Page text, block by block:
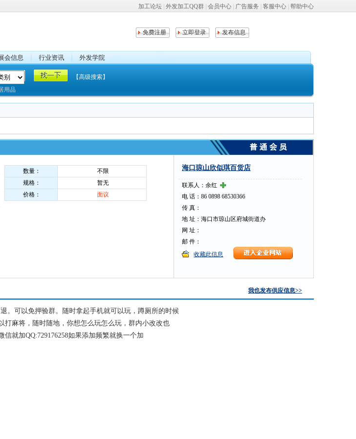
加工论坛 外发加工QQ群 会员中心 广告服务 客服中心 帮助中心
免费注册 立即登录 发布信息
会信息 行业资讯 外发学院
【高级搜索】
用品
数量：
不限
规格：
暂无
价格：
面议
海口琼山欣似琪百货店
联系人：余红
电 话：86 0898 68530366
传 真：
地 址：海口市琼山区府城街道办
网 址：
邮 件：
收藏此信息
我也发布供应信息>>
。可以免押验群。随时拿起手机就可以玩，蹲厕所的时候
麻将，随时随地，你想怎么玩怎么玩，群内小改改也
就加QQ:729176258如果添加频繁就换一个加